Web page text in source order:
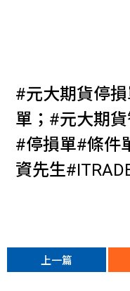
#元大期貨停
單；#元大期
#停損單#條件
資先生
上一篇